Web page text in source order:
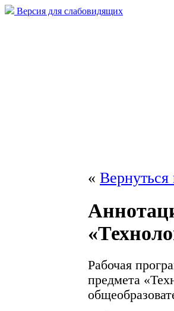
Версия для слабовидящих
«
Рабочая
предмета